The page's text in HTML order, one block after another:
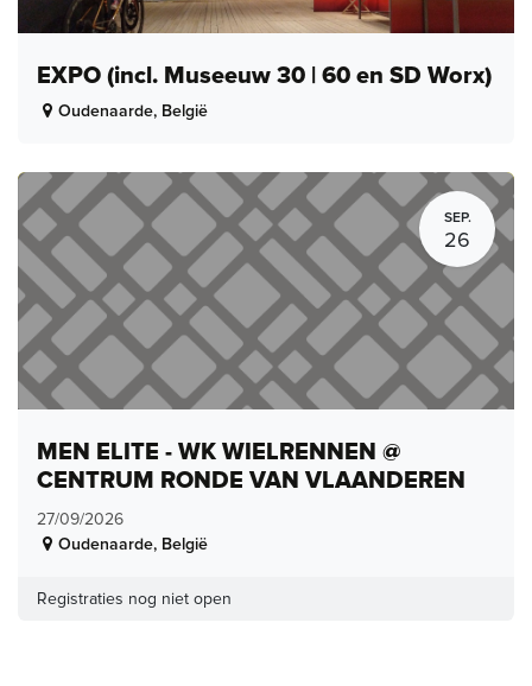
EXPO (incl. Museeuw 30 | 60 en SD Worx)
Oudenaarde, België
SEP.
26
MEN ELITE - WK WIELRENNEN @
CENTRUM RONDE VAN VLAANDEREN
27/09/2026
Oudenaarde, België
Registraties nog niet open